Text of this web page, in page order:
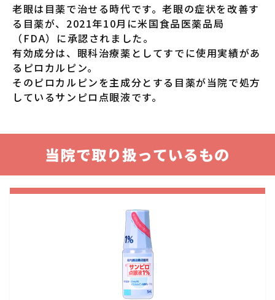
老眼は目薬で治せる時代です。老眼の症状を改善す
る目薬が、2021年10月に米国食品医薬品局
（FDA）に承認されました。
有効成分は、眼科治療薬としてすでに使用実績があ
るピロカルピン。
そのピロカルピンを主成分とする目薬が当院で処方
しているサンピロ点眼液です。
当院で取り扱っているもの